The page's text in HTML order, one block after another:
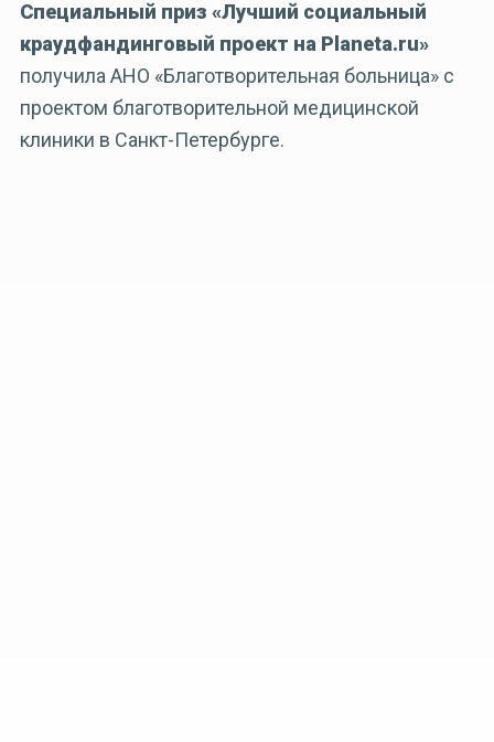
Специальный приз «Лучший социальный
краудфандинговый проект на Planeta.ru»
получила АНО «Благотворительная больница» с
проектом благотворительной медицинской
клиники в Санкт-Петербурге.